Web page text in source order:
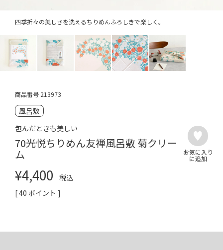
四季折々の美しさを洗えるちりめんふろしきで楽しく。
商品番号 213973
風呂敷
包んだときも美しい
70光悦ちりめん友禅風呂敷 菊クリー
ム
¥4,400
税込
[40 ポイント ]